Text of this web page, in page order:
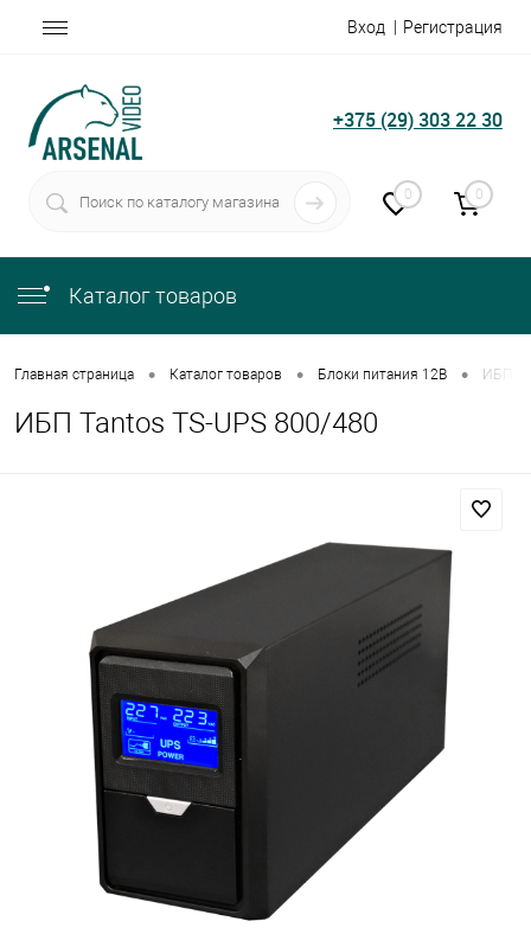
Вход Регистрация
+375 (29) 303 22 30
0 0
Каталог товаров
Главная страница • Каталог товаров • Блоки питания 12В • ИБП
ИБП Tantos TS-UPS 800/480